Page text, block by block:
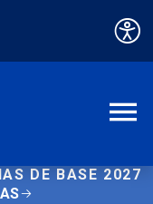
DE BASE 2027